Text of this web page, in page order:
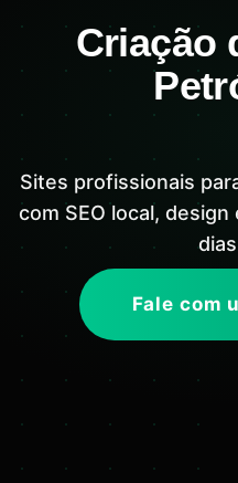
Criação
Sites profissionais
com SEO local,
Fale com